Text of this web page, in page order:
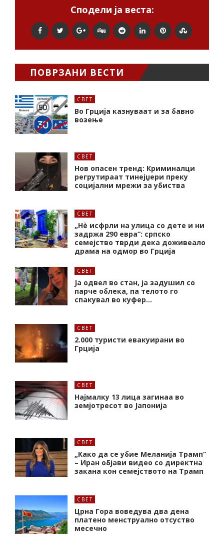
Сподели ја веста:
ПОВРЗАНИ ВЕСТИ
СВЕТ
Во Грција казнуваат и за бавно
возење
СВЕТ
Нов опасен тренд: Криминалци
регрутираат тинејџери преку
социјални мрежи за убиства
СВЕТ
„Нѐ исфрли на улица со дете и ни
задржа 290 евра“: српско
семејство тврди дека доживеало
драма на одмор во Грција
СВЕТ
Ја одвел во стан, ја задушил со
парче облека, па телото го
спакувал во куфер…
СВЕТ
2.000 туристи евакуирани во
Грција
СВЕТ
Најмалку 13 лица загинаа во
земјотресот во Јапонија
СВЕТ
„Како да се убие Меланија Трамп“
– Иран објави видео со директна
закана кон семејството на Трамп
СВЕТ
Црна Гора воведува два дена
платено менструално отсуство
месечно